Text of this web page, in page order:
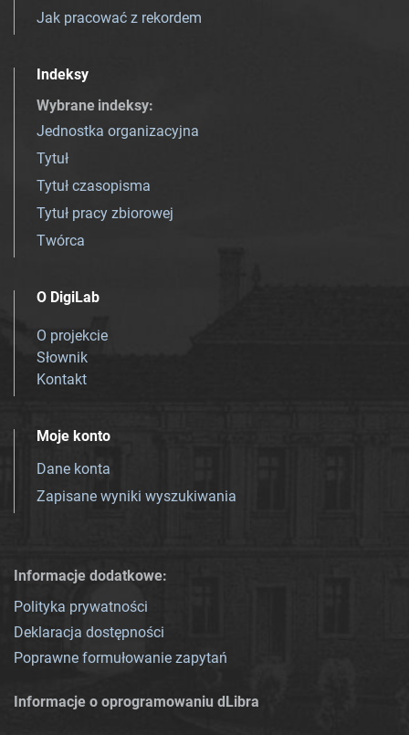
Jak pracować z rekordem
Indeksy
Wybrane indeksy:
Jednostka organizacyjna
Tytuł
Tytuł czasopisma
Tytuł pracy zbiorowej
Twórca
O DigiLab
O projekcie
Słownik
Kontakt
Moje konto
Dane konta
Zapisane wyniki wyszukiwania
Informacje dodatkowe:
Polityka prywatności
Deklaracja dostępności
Poprawne formułowanie zapytań
Informacje o oprogramowaniu dLibra